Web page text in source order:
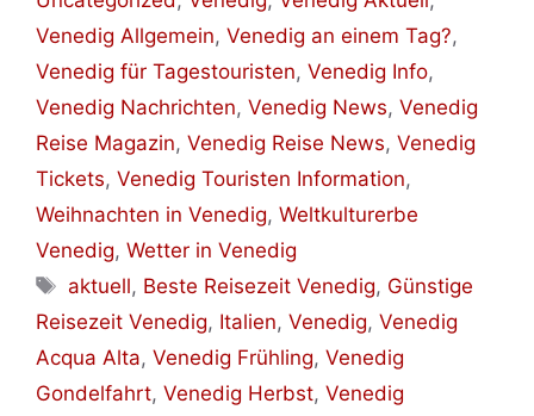
Venedig Allgemein, Venedig an einem Tag?,
Venedig für Tagestouristen, Venedig Info,
Venedig Nachrichten, Venedig News, Venedig
Reise Magazin, Venedig Reise News, Venedig
Tickets, Venedig Touristen Information,
Weihnachten in Venedig, Weltkulturerbe
Venedig, Wetter in Venedig
Schlagwörter
aktuell, Beste Reisezeit Venedig, Günstige
Reisezeit Venedig, Italien, Venedig, Venedig
Acqua Alta, Venedig Frühling, Venedig
Gondelfahrt, Venedig Herbst, Venedig